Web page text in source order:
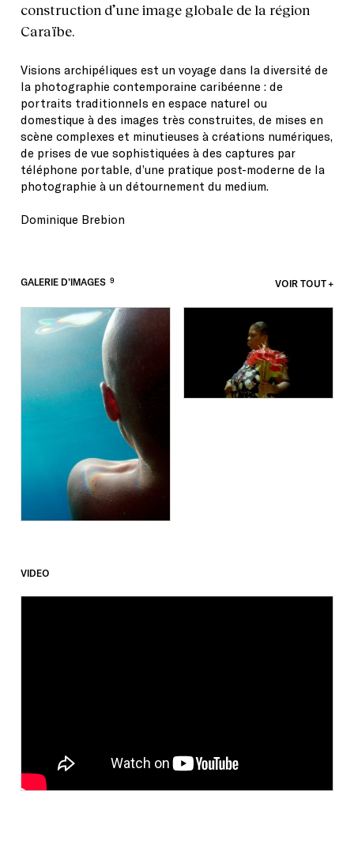
construction d’une image globale de la région
Caraïbe.
Visions archipéliques est un voyage dans la diversité de
la photographie contemporaine caribéenne : de
portraits traditionnels en espace naturel ou
domestique à des images très construites, de mises en
scène complexes et minutieuses à créations numériques,
de prises de vue sophistiquées à des captures par
téléphone portable, d’une pratique post-moderne de la
photographie à un détournement du medium.
Dominique Brebion
GALERIE D’IMAGES 9 VOIR TOUT
VIDEO